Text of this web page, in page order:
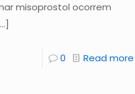
misoprostol ocorrem
0 Read more